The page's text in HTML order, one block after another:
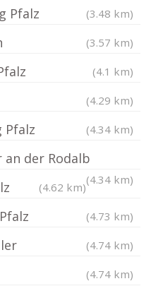
Pfalz (3.48 km)
(3.57 km)
(4.1 km)
(4.29 km)
Pfalz (4.34 km)
an der Rodalb
(4.34 km)
(4.62 km)
(4.73 km)
(4.74 km)
(4.74 km)